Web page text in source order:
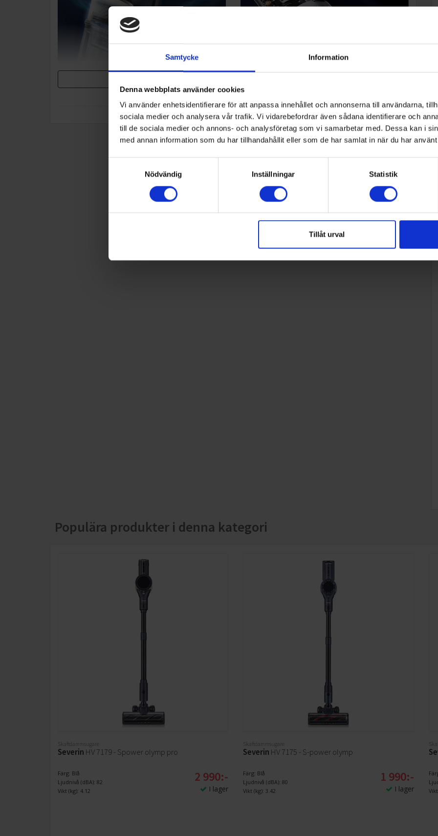
Samtycke Information
Denna webbplats använder cookies
Vi använder enhetsidentifierare för att anpassa innehållet och annonserna till användarna,
sociala medier och analysera vår trafik. Vi vidarebefordrar även sådana identifierare och
till de sociala medier och annons- och analysföretag som vi samarbetar med. Dessa kan i
med annan information som du har tillhandahållit eller som de har samlat in när du har
Nödvändig
Inställningar Statistik
Tillåt urval
Släpper ut ren luft
HEPA-filtersystemet fångar upp fint damm och
förhindrar att partiklar läcker ut i luften. Bidrar till en
hälsosammare inomhusmiljö.
Stark sugkraft
HexaJet-motorn roterar med upp till 140 000 varv per
minut. Levererar hög prestanda och har 10 års
motorgaranti.
golvytor. En stålkam skrapar loss hår så att det
Populära produkter i denna kategori
Skaftdammsugare
Severin HV 7179 - Spower olymp pro
Färg: Blå
Ljudnivå (dBA): 82
Vikt (kg): 4.12
2 990:-
I lager
Skaftdammsugare
Severin HV 7175 - S-power olymp
Färg: Blå
Ljudnivå (dBA): 80
Vikt (kg): 3.42
1 990:-
I lager